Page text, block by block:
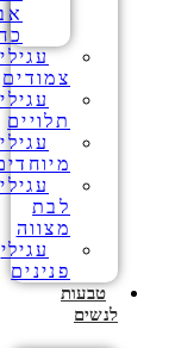
צמודים
תלויים
לבת
מצווה
עגילי
פנינים
טבעות
לנשים